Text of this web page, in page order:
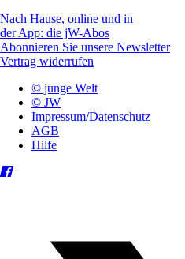
Nach Hause, online und in
der App: die jW-Abos
Abonnieren Sie unsere Newsletter
Vertrag widerrufen
© junge Welt
© JW
Impressum/Datenschutz
AGB
Hilfe